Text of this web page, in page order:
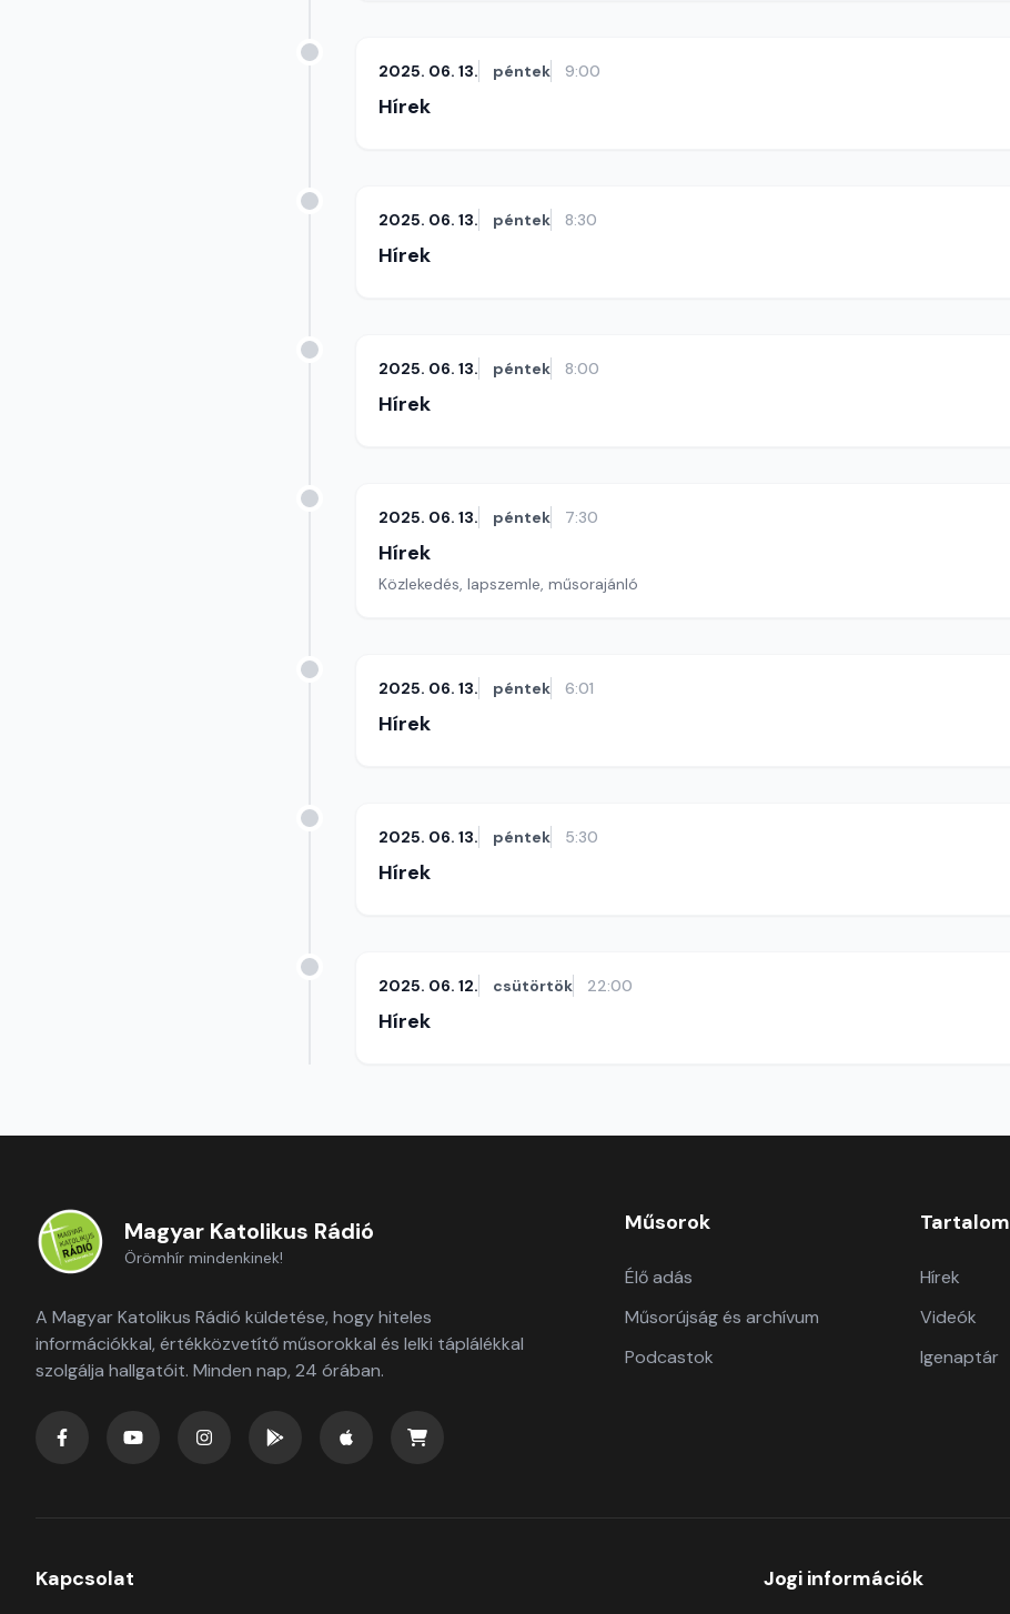
2025. 06. 13. péntek 9:00
Hírek
2025. 06. 13. péntek 8:30
Hírek
2025. 06. 13. péntek 8:00
Hírek
2025. 06. 13. péntek 7:30
Hírek
Közlekedés, lapszemle, műsorajánló
2025. 06. 13. péntek 6:01
Hírek
2025. 06. 13. péntek 5:30
Hírek
2025. 06. 12. csütörtök 22:00
Hírek
Magyar Katolikus Rádió
Örömhír mindenkinek!
A Magyar Katolikus Rádió küldetése, hogy hiteles
információkkal, értékközvetítő műsorokkal és lelki táplálékkal
szolgálja hallgatóit. Minden nap, 24 órában.
Műsorok
Élő adás
Műsorújság és archívum
Podcastok
Tartalom
Hírek
Videók
Igenaptár
Kapcsolat Jogi információk